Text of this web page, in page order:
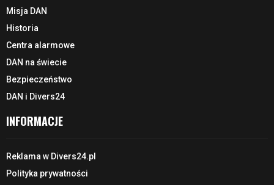
Misja DAN
Historia
Centra alarmowe
DAN na świecie
Bezpieczeństwo
DAN i Divers24
INFORMACJE
Reklama w Divers24.pl
Polityka prywatności